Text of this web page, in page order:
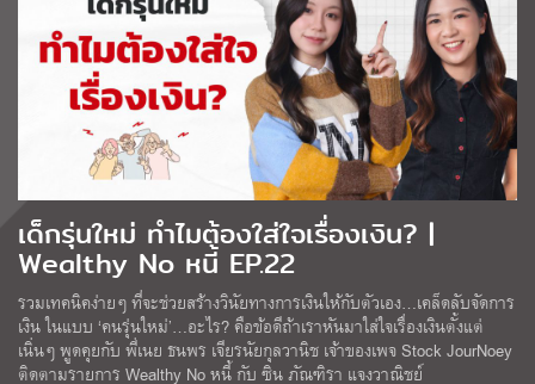
เด็กรุ่นใหม่ ทำไมต้องใส่ใจเรื่องเงิน? |
Wealthy No หนี้ EP.22
รวมเทคนิคง่ายๆ ที่จะช่วยสร้างวินัยทางการเงินให้กับตัวเอง…เคล็ดลับจัดการ
เงิน ในแบบ ‘คนรุ่นใหม่’…อะไร? คือข้อดีถ้าเราหันมาใส่ใจเรื่องเงินตั้งแต่
เนิ่นๆ พูดคุยกับ พี่เนย ธนพร เจียรนัยกุลวานิช เจ้าของเพจ Stock JourNoey
ติดตามรายการ Wealthy No หนี้ กับ ซิน ภัณฑิรา แจงวาณิชย์